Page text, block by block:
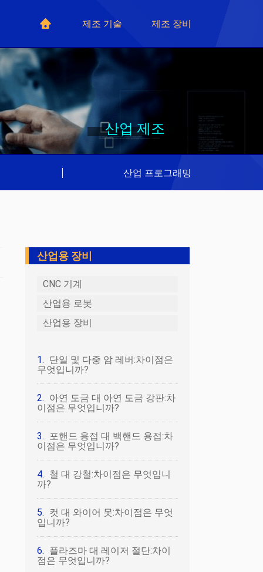
제조 기술 제조 장비
산업 제조
산업 프로그래밍
산업용 장비
CNC 기계
산업용 로봇
산업용 장비
단일 및 다중 암 레버:차이점은
무엇입니까?
아연 도금 대 아연 도금 강판:차
이점은 무엇입니까?
포핸드 용접 대 백핸드 용접:차
이점은 무엇입니까?
철 대 강철:차이점은 무엇입니
까?
컷 대 와이어 못:차이점은 무엇
입니까?
플라즈마 대 레이저 절단:차이
점은 무엇입니까?